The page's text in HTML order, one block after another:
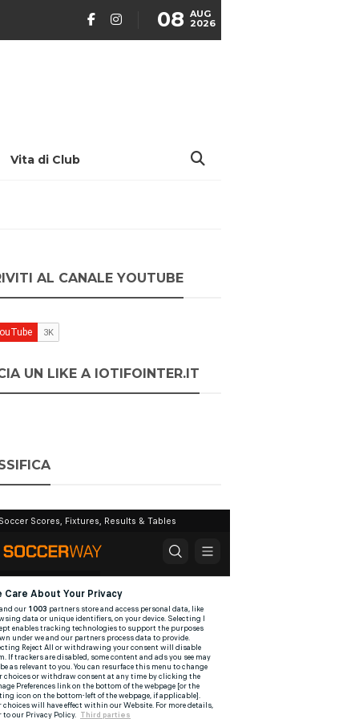
08 AUG
2026
Vita di Club
AL CANALE YOUTUBE
UN LIKE A IOTIFOINTER.IT